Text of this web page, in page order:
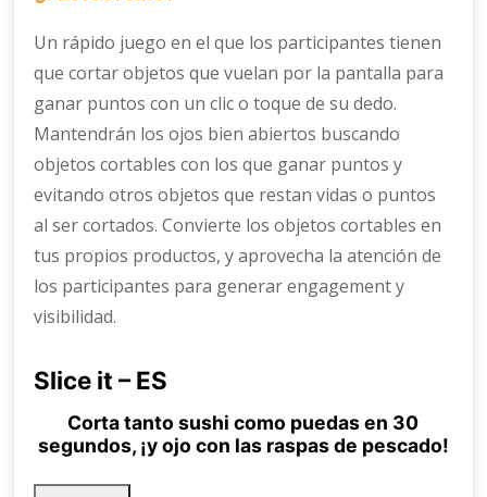
Un rápido juego en el que los participantes tienen
que cortar objetos que vuelan por la pantalla para
ganar puntos con un clic o toque de su dedo.
Mantendrán los ojos bien abiertos buscando
objetos cortables con los que ganar puntos y
evitando otros objetos que restan vidas o puntos
al ser cortados. Convierte los objetos cortables en
tus propios productos, y aprovecha la atención de
los participantes para generar engagement y
visibilidad.